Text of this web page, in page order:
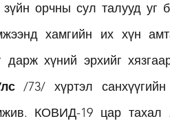
орчны сул талууд уг
хамгийн их хүн
/73/ хүртэл санхүүгийн
КОВИД-19 цар тахал